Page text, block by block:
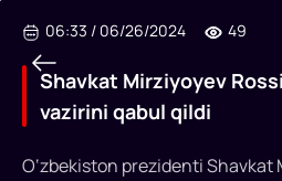
06:33 / 06/26/2024 49
Shavkat Mirziyoyev
vazirini qabul qildi
O‘zbekiston prezidenti Shavkat